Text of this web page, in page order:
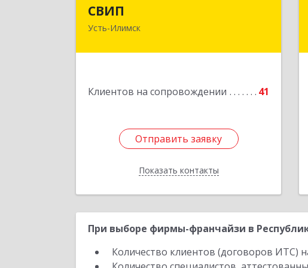
СВИП
Усть-Илимск
Клиентов на сопровождении 41
Отправить заявку
Показать контакты
666685, Иркутская обл, Усть-Илимск г,
Отправить заявку
Назад
При выборе фирмы-франчайзи в
Количество клиентов (договоров ИТС)